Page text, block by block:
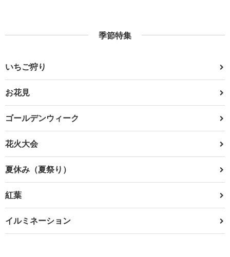
季節特集
いちご狩り
お花見
ゴールデンウィーク
花火大会
夏休み（夏祭り）
紅葉
イルミネーション